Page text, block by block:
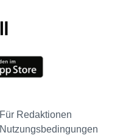
Für Redaktionen
Nutzungsbedingungen